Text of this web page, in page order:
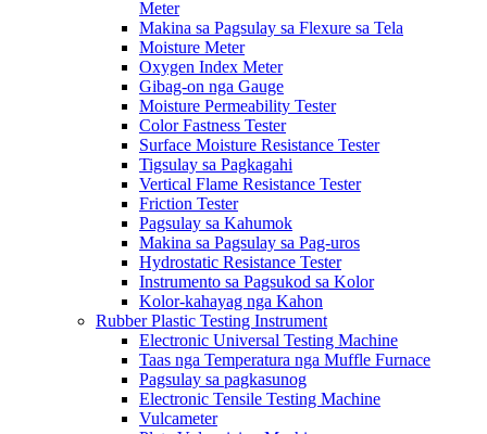
Meter
Makina sa Pagsulay sa Flexure sa Tela
Moisture Meter
Oxygen Index Meter
Gibag-on nga Gauge
Moisture Permeability Tester
Color Fastness Tester
Surface Moisture Resistance Tester
Tigsulay sa Pagkagahi
Vertical Flame Resistance Tester
Friction Tester
Pagsulay sa Kahumok
Makina sa Pagsulay sa Pag-uros
Hydrostatic Resistance Tester
Instrumento sa Pagsukod sa Kolor
Kolor-kahayag nga Kahon
Rubber Plastic Testing Instrument
Electronic Universal Testing Machine
Taas nga Temperatura nga Muffle Furnace
Pagsulay sa pagkasunog
Electronic Tensile Testing Machine
Vulcameter